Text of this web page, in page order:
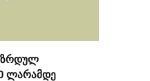
ლარამდე